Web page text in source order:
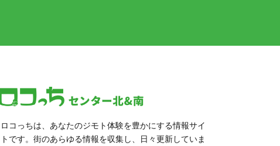
ロコっちは、あなたのジモト体験を豊かにする情報サイ
トです。街のあらゆる情報を収集し、日々更新していま